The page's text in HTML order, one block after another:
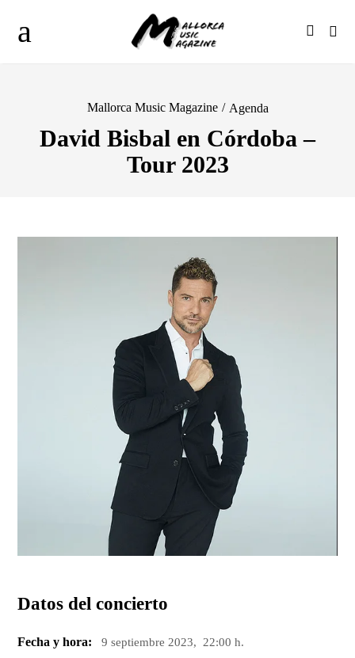
Mallorca Music Magazine / Agenda
David Bisbal en Córdoba –
Tour 2023
Datos del concierto
Fecha y hora: 9 septiembre 2023, 22:00 h.